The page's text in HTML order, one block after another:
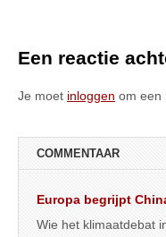
Een reactie
Je moet inloggen om een
COMMENTAAR
Europa begrijpt
Wie het klimaatdebat